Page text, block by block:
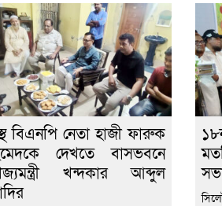
বিএনপি নেতা হাজী ফারুক
দেখতে বাসভবনে
খন্দকার আব্দুল